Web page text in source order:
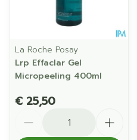
La Roche Posay
Lrp Effaclar Gel
Micropeeling 400ml
€ 25,50